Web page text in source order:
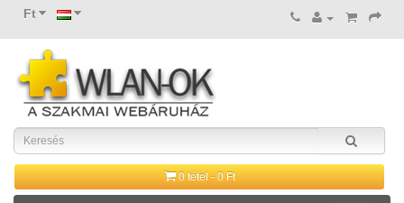
Ft
0 tétel - 0 Ft